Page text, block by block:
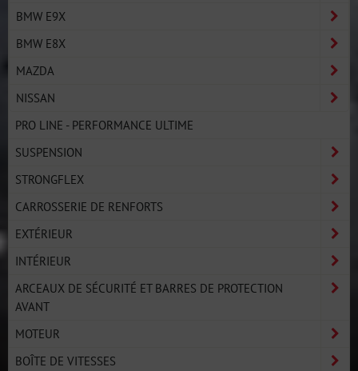
BMW E9X
BMW E8X
MAZDA
NISSAN
PRO LINE - PERFORMANCE ULTIME
SUSPENSION
STRONGFLEX
CARROSSERIE DE RENFORTS
EXTÉRIEUR
INTÉRIEUR
ARCEAUX DE SÉCURITÉ ET BARRES DE PROTECTION
AVANT
MOTEUR
BOÎTE DE VITESSES